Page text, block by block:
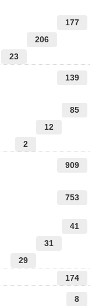
177
206
23
139
85
12
2
909
753
41
31
29
174
8